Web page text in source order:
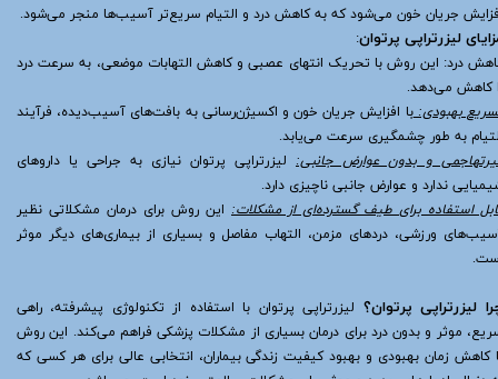
جریان خون می‌شود که به کاهش درد و التیام سریع‌تر آسیب‌ها منجر می‌شود.
لیزرتراپی پرتوان:
درد: این روش با تحریک انتهای عصبی و کاهش التهابات موضعی، به سرعت درد
کاهش می‌دهد.
بهبودی:با افزایش جریان خون و اکسیژن‌رسانی به بافت‌های آسیب‌دیده، فرآیند
به طور چشمگیری سرعت می‌یابد.
و بدون عوارض جانبی: لیزرتراپی پرتوان نیازی به جراحی یا داروهای
ندارد و عوارض جانبی ناچیزی دارد.
استفاده برای طیف گسترده‌ای از مشکلات: این روش برای درمان مشکلاتی نظیر
ورزشی، دردهای مزمن، التهاب مفاصل و بسیاری از بیماری‌های دیگر موثر
لیزرتراپی پرتوان؟ لیزرتراپی پرتوان با استفاده از تکنولوژی پیشرفته، راهی
موثر و بدون درد برای درمان بسیاری از مشکلات پزشکی فراهم می‌کند. این روش
کاهش زمان بهبودی و بهبود کیفیت زندگی بیماران، انتخابی عالی برای هر کسی که